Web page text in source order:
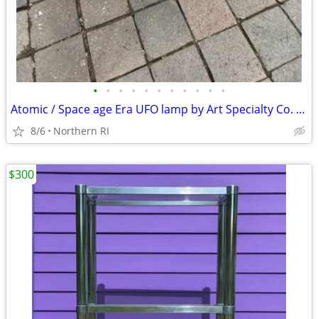
• • • • • • • • • • •
Atomic / Space age Era UFO lamp by Art Specialty Co. A25
8/6 Northern RI
$300